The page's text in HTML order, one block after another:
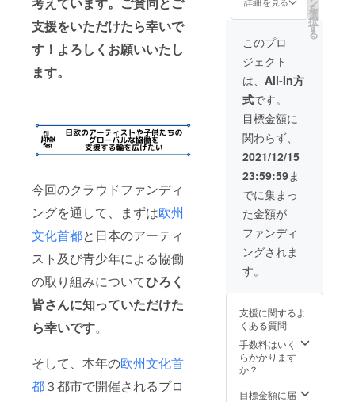
支援をいただけたら幸いで
す！よろしくお願いいたし
ます。
今回のクラウドファンディ
ングを通して、まずは欧州
文化首都と日本のアーティ
スト及び青少年による協働
の取り組みについてひろく
皆さんに知っていただけた
ら幸いです。
そして、本年の欧州文化首
都３都市で開催されるプロ
接のや
り取り
ができ
る貴重
な機会
です！
ロッパ
大使の
ご協力
により
開催す
るレセ
プショ
ン。駐
日各国
大使や
アー
ティス
ト、芸
術文化
関係
者、支
援企業
のトッ
プの
方々な
し、国
ンルも
超えて
楽しむ
会を開
催しま
日は、
い）、
「企業
の現場
から」
2022年
度分ご
招待
（上限
２プロ
グラ
ム、
2022年
4月以降
ご案
内）、
駐日大
使館主
催レセ
プショ
ン ペ
（2022
降／東
京都内
開催予
定） 〇
当委員
バーを
2023年
5月第30
回発
送、
2024年
第31回
発
送）、
公式報
告書に
お名前
掲載（※
支援
時、必
ず備考
欄にご
希望の
お名前
をご記
入くだ
「企業
から」
2022年
度分ご
招待
（上限3
ラム、
ツ含む3
点セッ
ト。T
シャツ
は大人
男女兼
用、
S/M/Lサ
イズ。※
サイズ
は選べ
ませ
ん)、 第
29回～
第31回
公式報
告書
（2022
年5月第
29回発
5月第30
送、
2024年
第31回
発
送）、
告書に
を
選
択
す
る
このプロ
ジェクト
は、 All-In方
式です。
目標金額に
関わらず、
2021/12/15
23:59:59ま
でに集まっ
た金額が
ファンディ
ングされま
す。
支援に関するよ
くある質問
手数料はいく
らかかります
か？
目標金額に届